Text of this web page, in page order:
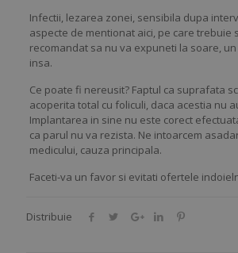
Infectii, lezarea zonei, sensibila dupa
aspecte de mentionat aici, pe care trebuie
recomandat sa nu va expuneti la soare,
insa.
Ce poate fi nereusit? Faptul ca suprafata
acoperita total cu foliculi, daca acestia nu
Implantarea in sine nu este corect
ca parul nu va rezista. Ne intoarcem
medicului, cauza principala.
Faceti-va un favor si evitati ofertele
Distribuie